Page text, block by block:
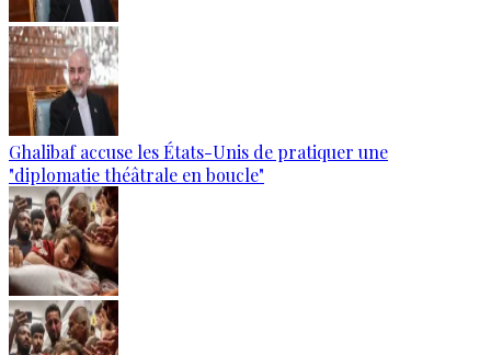
Ghalibaf accuse les États-Unis de pratiquer une
"diplomatie théâtrale en boucle"